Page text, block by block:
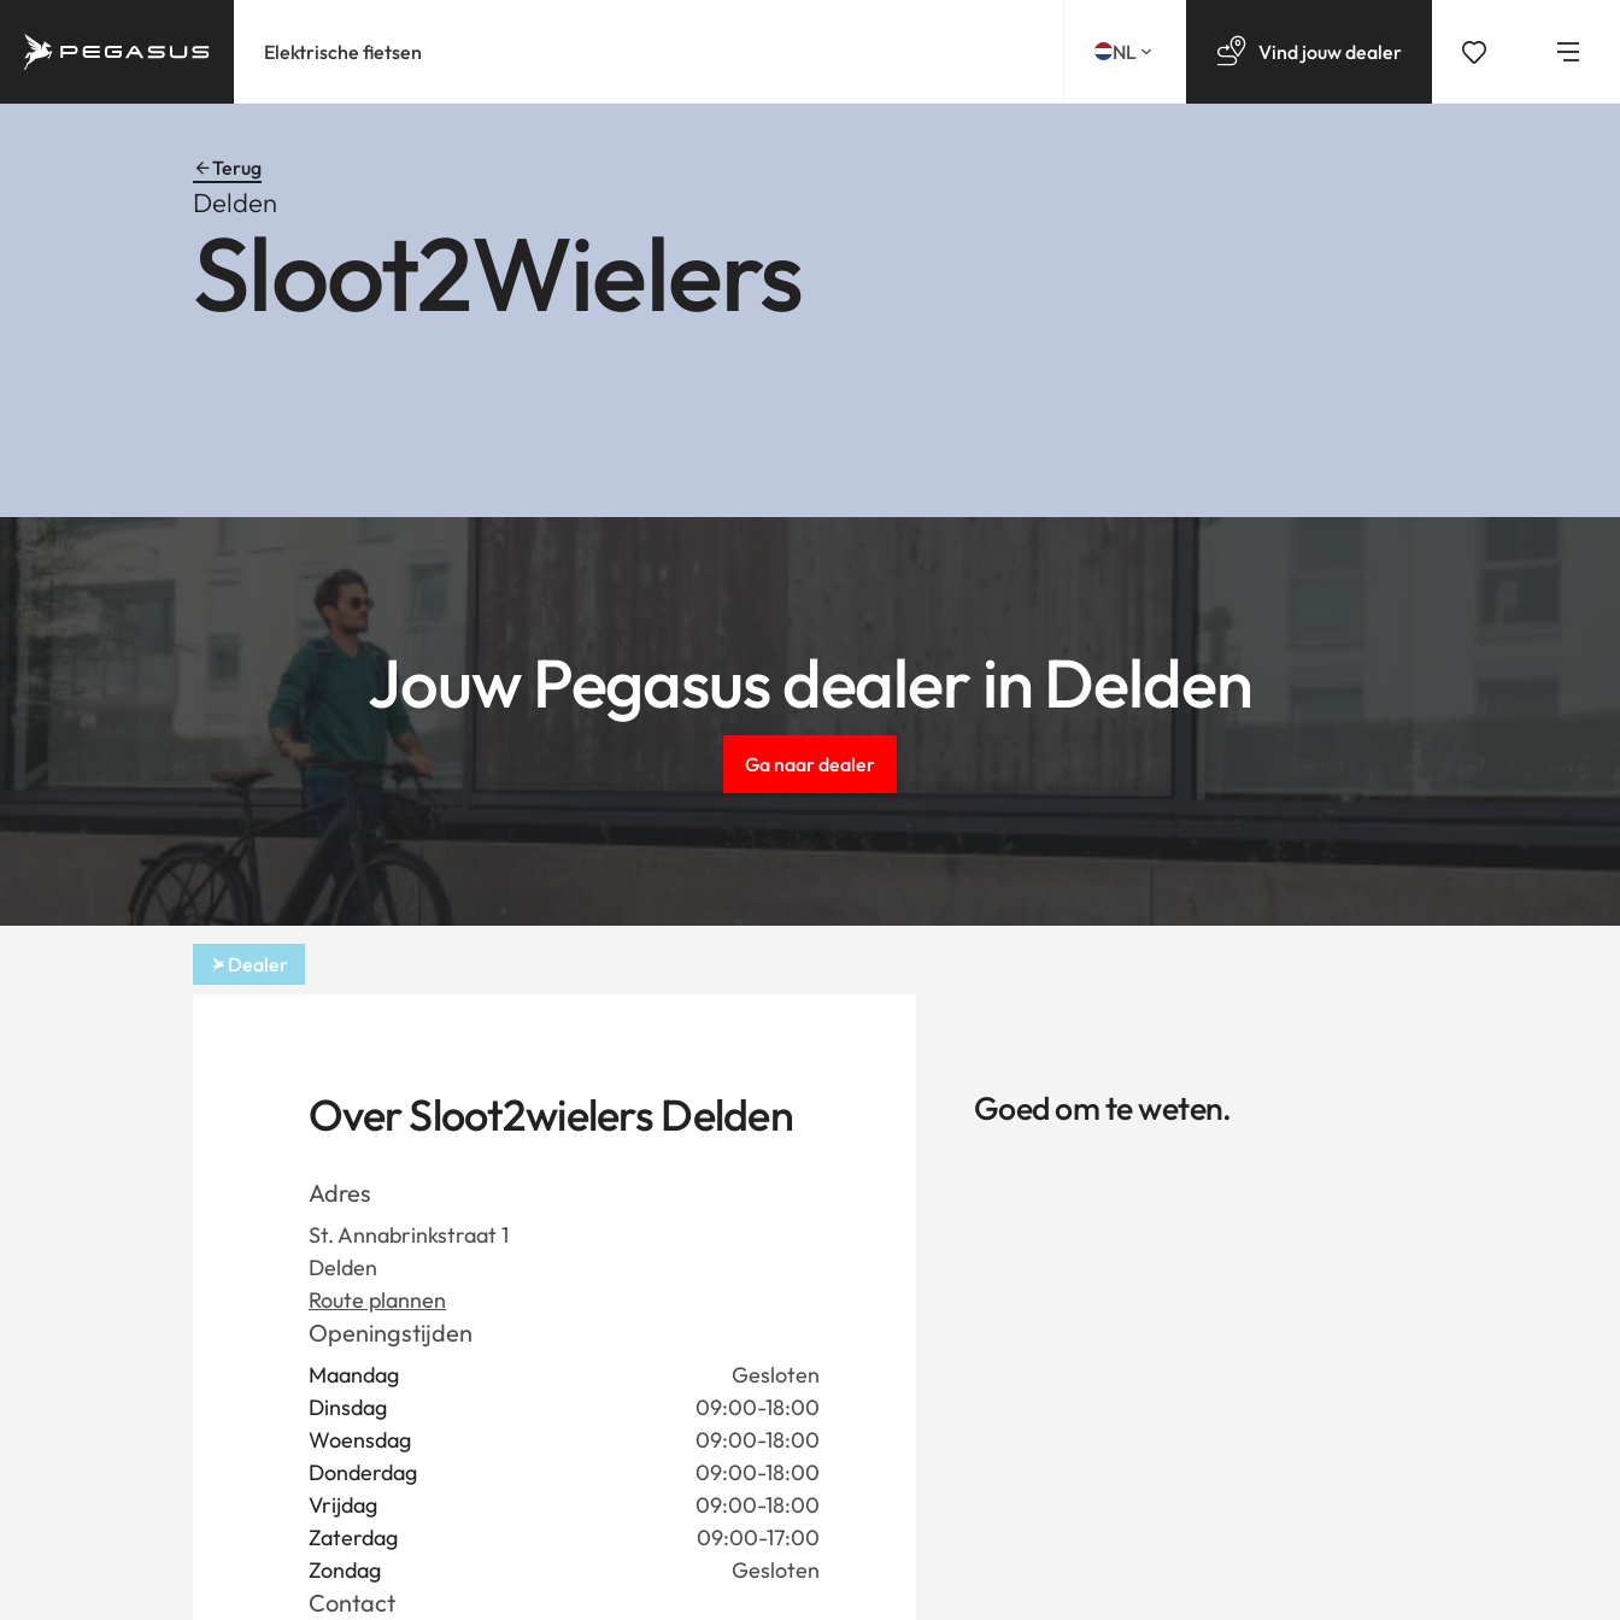
Elektrische fietsen NL Vind jouwdealer
Terug
Delden
Sloot2Wielers
Jouw Pegasus dealer in Delden
Ga naar dealer
Dealer
Goed om te weten.
Over Sloot2wielers Delden
Adres
St. Annabrinkstraat 1
Delden
Route plannen
Openingstijden
Maandag
Gesloten
Dinsdag
09:00-18:00
Woensdag
09:00-18:00
Donderdag
09:00-18:00
Vrijdag
09:00-18:00
Zaterdag
09:00-17:00
Zondag
Gesloten
Contact